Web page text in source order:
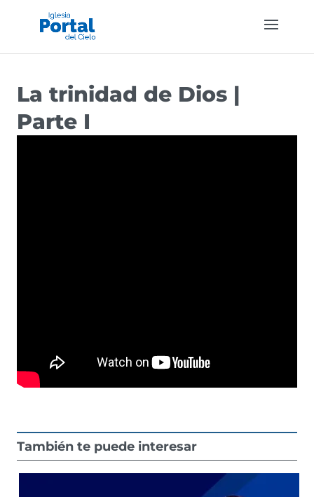
La trinidad de Dios |
Parte I
También te puede interesar